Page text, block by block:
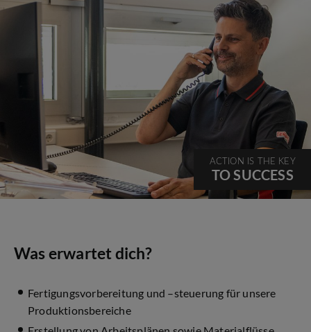
ACTION IS THE KEY
TO SUCCESS
Was erwartet dich?
Fertigungsvorbereitung und –steuerung für unsere
Produktionsbereiche